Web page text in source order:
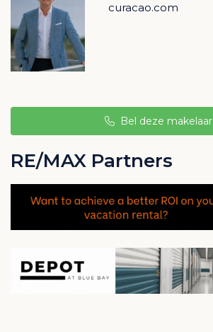
curacao.com
Bel deze makelaar
RE/MAX Partners